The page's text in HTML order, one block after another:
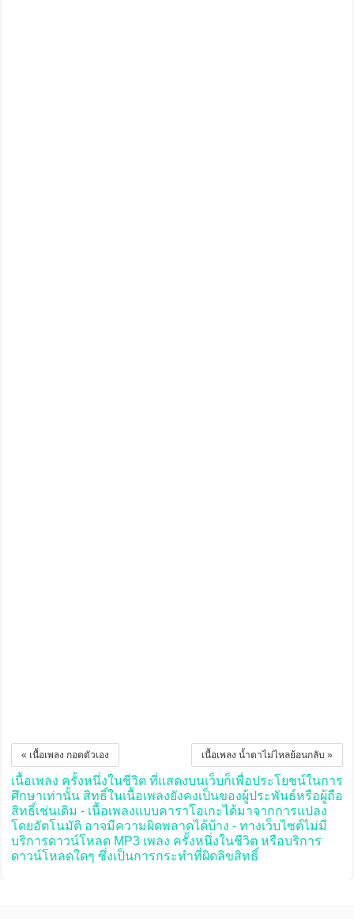
เนื้อเพลง น้ำตาไม่ไหลย้อนกลับ »
« เนื้อเพลง กอดตัวเอง
เนื้อเพลง ครั้งหนึ่งในชีวิต ที่แสดงบนเว็บก็เพื่อประโยชน์ในการ
ศึกษาเท่านั้น สิทธิ์ในเนื้อเพลงยังคงเป็นของผู้ประพันธ์หรือผู้ถือ
สิทธิ์เช่นเดิม - เนื้อเพลงแบบคาราโอเกะได้มาจากการแปลง
โดยอัตโนมัติ อาจมีความผิดพลาดได้บ้าง - ทางเว็บไซต์ไม่มี
บริการดาวน์โหลด MP3 เพลง ครั้งหนึ่งในชีวิต หรือบริการ
ดาวน์โหลดใดๆ ซึ่งเป็นการกระทำที่ผิดลิขสิทธิ์